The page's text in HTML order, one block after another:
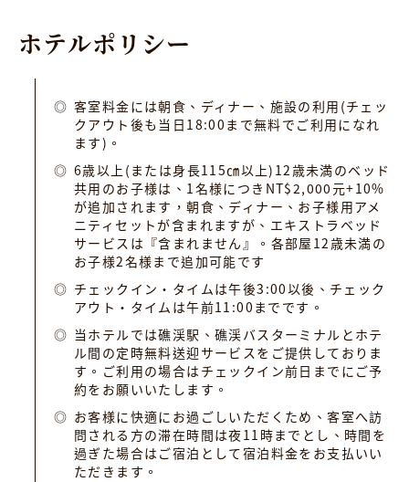
ホテルポリ シー
客室料金には朝食、ディナー、施設の利用(チェッ
クアウト後も当日18:00まで無料でご利用になれ
ます)。
6歳以上(または身長115㎝以上)12歳未満のベッド
共用のお子様は、1名様につきNT$2,000元+10%
が追加されます，朝食、ディナー、お子様用アメ
ニティセットが含まれますが、エキストラベッド
サービスは『含まれません』。各部屋12歳未満の
お子様2名様まで追加可能です
チェックイン・タイムは午後3:00以後、チェック
アウト・タイムは午前11:00までです。
当ホテルでは礁渓駅、礁渓バスターミナルとホテ
ル間の定時無料送迎サービスをご提供しておりま
す。ご利用の場合はチェックイン前日までにご予
約をお願いいたします。
お客様に快適にお過ごしいただくため、客室へ訪
問される方の滞在時間は夜11時までとし、時間を
過ぎた場合はご宿泊として宿泊料金をお支払いい
ただきます。